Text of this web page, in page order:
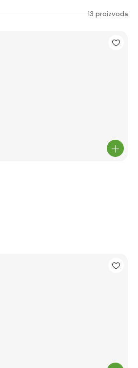
13 proizvoda